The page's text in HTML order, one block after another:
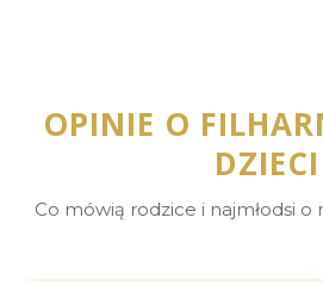
OPINIE O
DZIECI
Co mówią rodzice i najmłodsi